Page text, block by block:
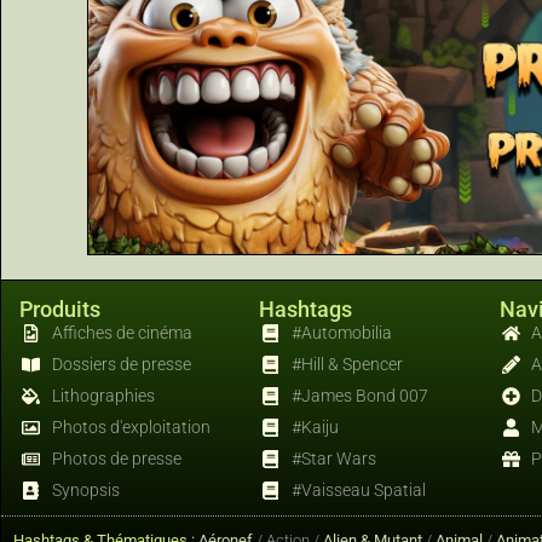
Produits
Affiches de cinéma
Dossiers de presse
Lithographies
Photos d'exploitation
Photos de presse
Synopsis
Hashtags
#Automobilia
#Hill & Spencer
#James Bond 007
#Kaiju
#Star Wars
#Vaisseau Spatial